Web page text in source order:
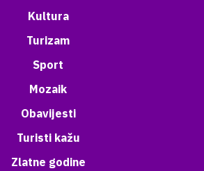
Kultura
Turizam
Sport
Mozaik
Obavijesti
Turisti kažu
Zlatne godine